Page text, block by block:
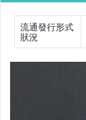
流通發行形式
狀況